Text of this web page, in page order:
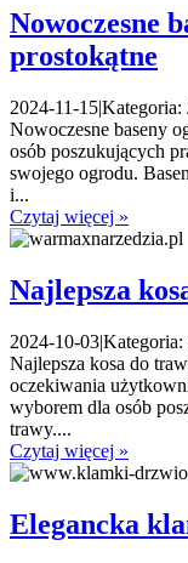
Nowoczesne
prostokątne
2024-11-15|Kategoria:
Nowoczesne baseny
osób poszukujących
swojego ogrodu.
i...
Czytaj więcej »
Najlepsza
2024-10-03|Kategoria:
Najlepsza kosa do
oczekiwania
wyborem dla osób
trawy....
Czytaj więcej »
Elegancka